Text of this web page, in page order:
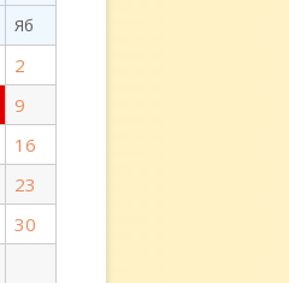
Яб
2
9
16
23
30